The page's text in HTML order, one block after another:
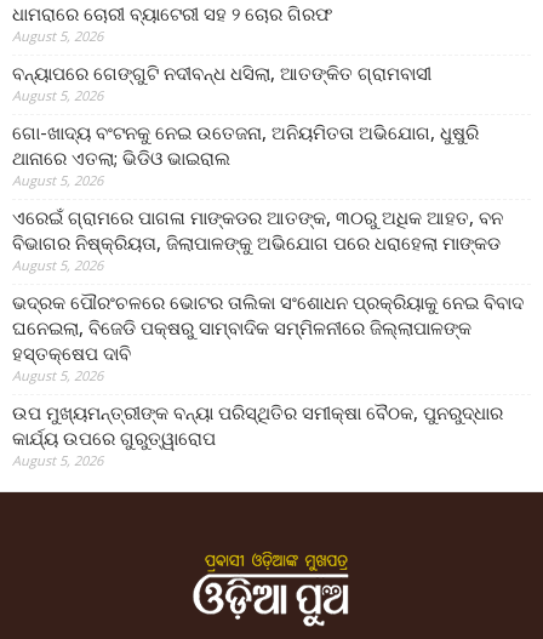
ଧାମରାରେ ଚୋରୀ ବ୍ୟାଟେରୀ ସହ ୨ ଚୋର ଗିରଫ
August 5, 2026
ବନ୍ୟାପରେ ଗେଙ୍ଗୁଟି ନଦୀବନ୍ଧ ଧସିଲା, ଆତଙ୍କିତ ଗ୍ରାମବାସୀ
August 5, 2026
ଗୋ-ଖାଦ୍ୟ ବଂଟନକୁ ନେଇ ଉତେଜନା, ଅନିୟମିତତା ଅଭିଯୋଗ, ଧୁଷୁରି
ଥାନାରେ ଏତଲା; ଭିଡିଓ ଭାଇରାଲ
August 5, 2026
ଏରେଇଁ ଗ୍ରାମରେ ପାଗଳା ମାଙ୍କଡର ଆତଙ୍କ, ୩୦ରୁ ଅଧିକ ଆହତ, ବନ
ବିଭାଗର ନିଷ୍କ୍ରିୟତା, ଜିଲାପାଳଙ୍କୁ ଅଭିଯୋଗ ପରେ ଧରାହେଲା ମାଙ୍କଡ
August 5, 2026
ଭଦ୍ରକ ପୌରଂଚଳରେ ଭୋଟର ତାଲିକା ସଂଶୋଧନ ପ୍ରକ୍ରିୟାକୁ ନେଇ ବିବାଦ
ଘନେଇଲା, ବିଜେଡି ପକ୍ଷରୁ ସାମ୍ବାଦିକ ସମ୍ମିଳନୀରେ ଜିଲ୍ଲାପାଳଙ୍କ
ହସ୍ତକ୍ଷେପ ଦାବି
August 5, 2026
ଉପ ମୁଖ୍ୟମନ୍ତ୍ରୀଙ୍କ ବନ୍ୟା ପରିସ୍ଥିତିର ସମୀକ୍ଷା ବୈଠକ, ପୁନରୁଦ୍ଧାର
କାର୍ଯ୍ୟ ଉପରେ ଗୁରୁତ୍ୱାରୋପ
August 5, 2026